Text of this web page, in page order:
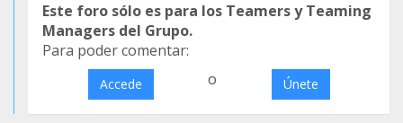
Este foro sólo es para los Teamers y Teaming
Managers del Grupo.
Para poder comentar:
Accede o Únete